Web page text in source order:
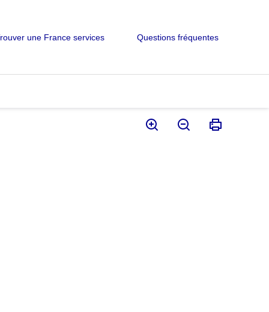
une France services Questions fréquentes